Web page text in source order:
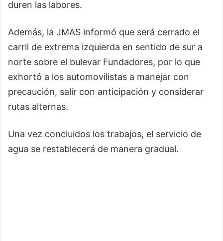
duren las labores.
Además, la JMAS informó que será cerrado el
carril de extrema izquierda en sentido de sur a
norte sobre el bulevar Fundadores, por lo que
exhortó a los automovilistas a manejar con
precaución, salir con anticipación y considerar
rutas alternas.
Una vez concluidos los trabajos, el servicio de
agua se restablecerá de manera gradual.